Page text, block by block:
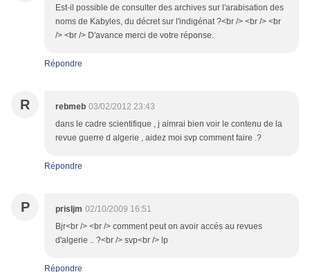
Est-il possible de consulter des archives sur l'arabisation des
noms de Kabyles, du décret sur l'indigénat ?<br /> <br /> <br
/> <br /> D'avance merci de votre réponse.
Répondre
R rebmeb 03/02/2012 23:43
dans le cadre scientifique , j aimrai bien voir le contenu de la
revue guerre d algerie , aidez moi svp comment faire .?
Répondre
P prisljm 02/10/2009 16:51
Bjr<br /> <br /> comment peut on avoir accés au revues
d'algerie .. ?<br /> svp<br /> lp
Répondre